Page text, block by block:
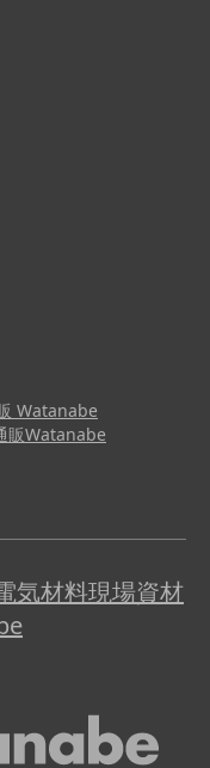
Watanabe
販Watanabe
気材料現場資材